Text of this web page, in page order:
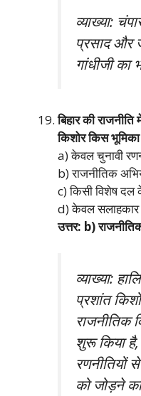
व्याख्या:
प्रसाद और
गांधीजी का
बिहार की
किशोर किस
a) केवल चुनावी
b) राजनीतिक
c) किसी विशेष दल
d) केवल सलाहकार
उत्तर: b)
व्याख्या:
प्रशांत
राजनीतिक
शुरू किया है,
रणनीतियों
को जोड़ने